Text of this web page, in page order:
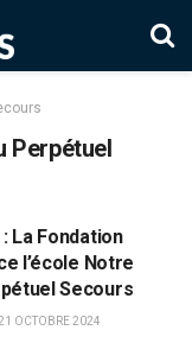
Perpétuel
La Fondation
l’école Notre
Secours
OCTOBRE 2024